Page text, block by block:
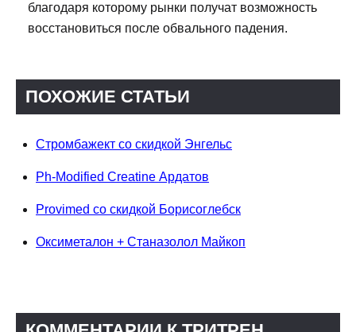
благодаря которому рынки получат возможность
восстановиться после обвального падения.
ПОХОЖИЕ СТАТЬИ
Стромбажект со скидкой Энгельс
Ph-Modified Creatine Ардатов
Provimed со скидкой Борисоглебск
Оксиметалон + Станазолол Майкоп